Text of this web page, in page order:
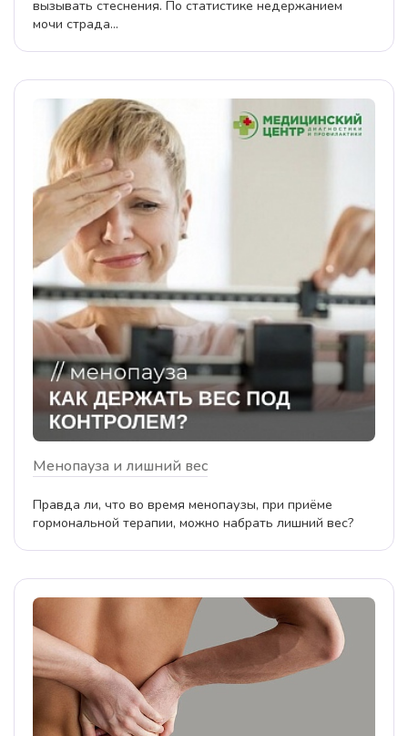
вызывать стеснения. По статистике недержанием
мочи страда...
Менопауза и лишний вес
Правда ли, что во время менопаузы, при приёме
гормональной терапии, можно набрать лишний вес?